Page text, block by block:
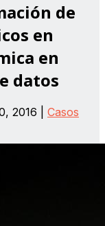
de
en
en
datos
2016
Casos